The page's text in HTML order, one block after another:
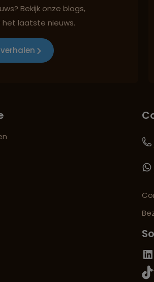
Bekijk onze blogs,
het laatste nieuws.